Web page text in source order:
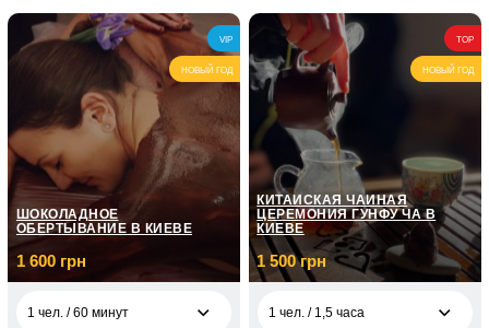
VIP
НОВЫЙ ГОД
ШОКОЛАДНОЕ
ОБЕРТЫВАНИЕ В КИЕВЕ
1 600 грн
1 чел. / 60 минут
TOP
НОВЫЙ ГОД
КИТАЙСКАЯ ЧАЙНАЯ
ЦЕРЕМОНИЯ ГУНФУ ЧА В
КИЕВЕ
1 500 грн
1 чел. / 1,5 часа